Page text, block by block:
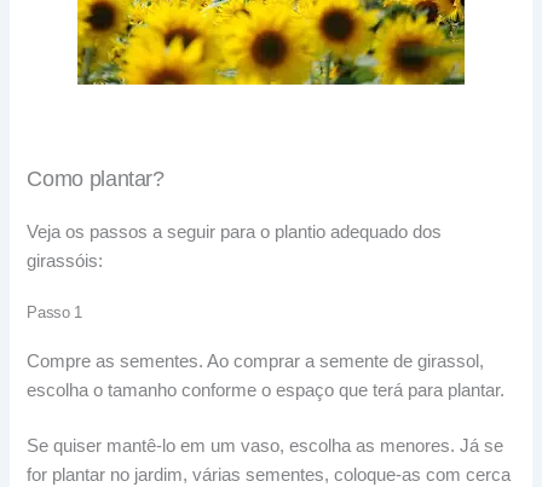
Como plantar?
Veja os passos a seguir para o plantio adequado dos
girassóis:
Passo 1
Compre as sementes. Ao comprar a semente de girassol,
escolha o tamanho conforme o espaço que terá para plantar.
Se quiser mantê-lo em um vaso, escolha as menores. Já se
for plantar no jardim, várias sementes, coloque-as com cerca